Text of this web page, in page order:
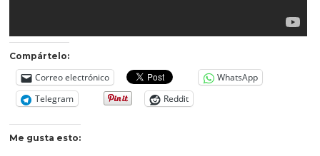
Compártelo:
Correo electrónico
WhatsApp
Telegram
Reddit
Me gusta esto: